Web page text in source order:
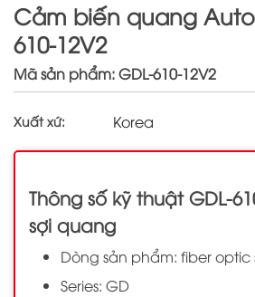
Cảm biến quang
610-12V2
Mã sản phẩm: GDL-610-12V2
Xuất xứ: Korea
Thông số kỹ thuật GDL-
sợi quang
Dòng sản phẩm: fiber optic
Series: GD